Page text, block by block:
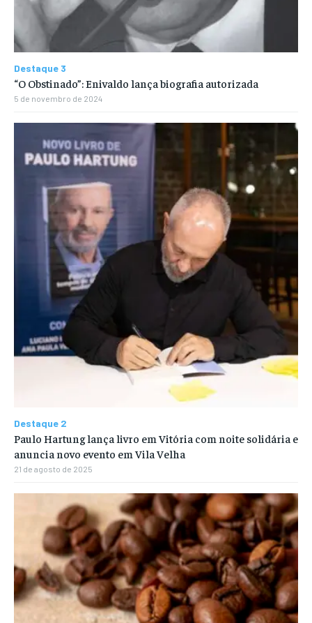
Destaque 3
“O Obstinado”: Enivaldo lança biografia autorizada
5 de novembro de 2024
Destaque 2
Paulo Hartung lança livro em Vitória com noite solidária e
anuncia novo evento em Vila Velha
21 de agosto de 2025